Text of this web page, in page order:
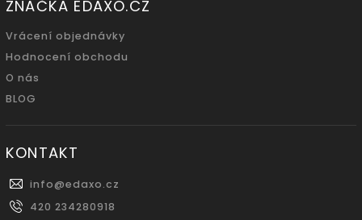
ZNAČKA EDAXO.CZ
Vrácení objednávky
Hodnocení obchodu
O nás
BLOG
KONTAKT
info@edaxo.cz
420 234280918